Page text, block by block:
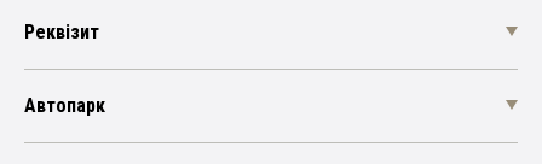
Реквізит
Автопарк